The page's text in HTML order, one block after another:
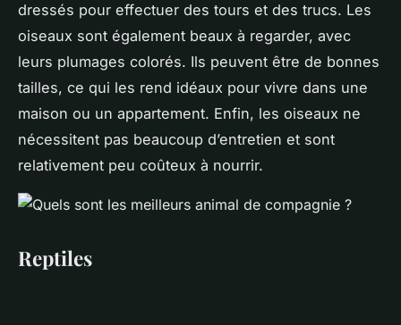
dressés pour effectuer des tours et des trucs. Les
oiseaux sont également beaux à regarder, avec
leurs plumages colorés. Ils peuvent être de bonnes
tailles, ce qui les rend idéaux pour vivre dans une
maison ou un appartement. Enfin, les oiseaux ne
nécessitent pas beaucoup d’entretien et sont
relativement peu coûteux à nourrir.
Reptiles